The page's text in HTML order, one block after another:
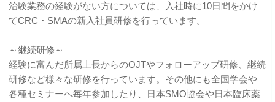
治験業務の経験がない方については、入社時に10日間をかけ
てCRC・SMAの新入社員研修を行っています。
～継続研修～
経験に富んだ所属上長からのOJTやフォローアップ研修、継続
研修など様々な研修を行っています。その他にも全国学会や
各種セミナーへ毎年参加したり、日本SMO協会や日本臨床薬